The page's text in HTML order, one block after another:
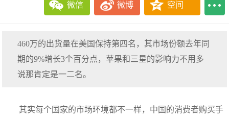
微信 微博 空间
460万的出货量在美国保持第四名，其市场份额去年同
期的9%增长3个百分点，苹果和三星的影响力不用多
说那肯定是一二名。
其实每个国家的市场环境都不一样，中国的消费者购买手